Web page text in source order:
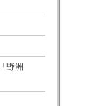
野洲